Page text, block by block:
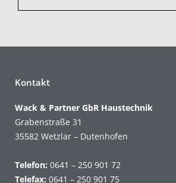
Kontakt
Wack & Partner GbR Haustechnik
Grabenstraße 31
35582 Wetzlar – Dutenhofen
Telefon: 0641 – 250 901 72
Telefax: 0641 – 250 901 75